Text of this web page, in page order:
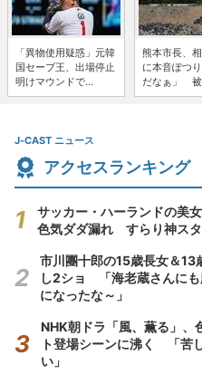
「異物使用疑惑」元韓
国セーブ王、出場停止
明けマウンドで...
熊本市長、
に本音ぽつ
だなぁ」 被
J-CAST ニュース
アクセスランキング
サッカー・ハーランドの美
色気ダダ漏れ すらり神ス
市川團十郎の15歳長女＆13
し2ショ 「海老蔵さんにも
になったな～」
NHK朝ドラ「風、薫る」、
ト登場シーンに沸く 「苦
い」